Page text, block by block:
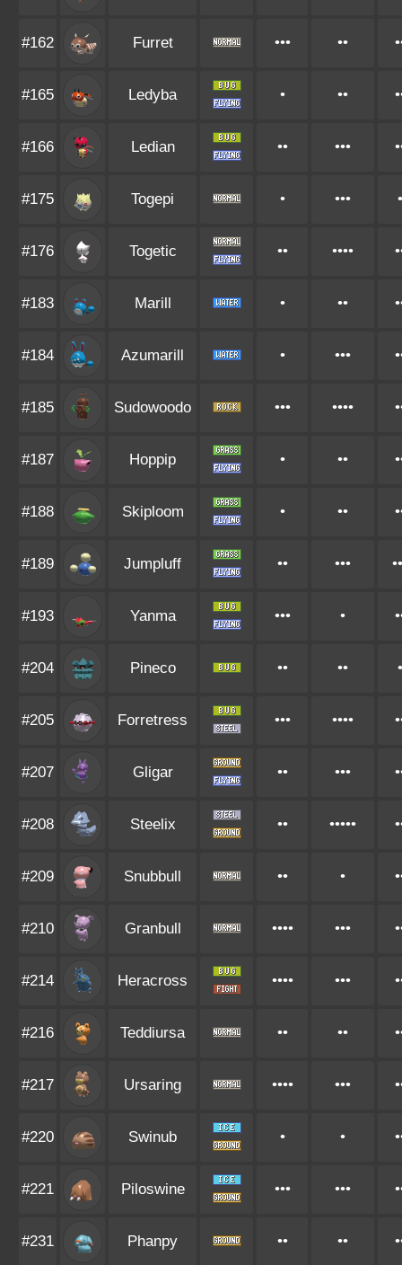
#162 Furret ••• ••
#165 Ledyba • ••
#166 Ledian •• •••
#175 Togepi • •••
#176 Togetic •• ••••
#183 Marill • ••
#184 Azumarill • •••
#185 Sudowoodo ••• ••••
#187 Hoppip • ••
#188 Skiploom • ••
#189 Jumpluff •• •••
#193 Yanma ••• •
#204 Pineco •• ••
#205 Forretress ••• ••••
#207 Gligar •• •••
#208 Steelix •• •••••
#209 Snubbull •• •
#210 Granbull •••• •••
#214 Heracross •••• •••
#216 Teddiursa •• ••
#217 Ursaring •••• •••
#220 Swinub • •
#221 Piloswine ••• •••
#231 Phanpy •• ••